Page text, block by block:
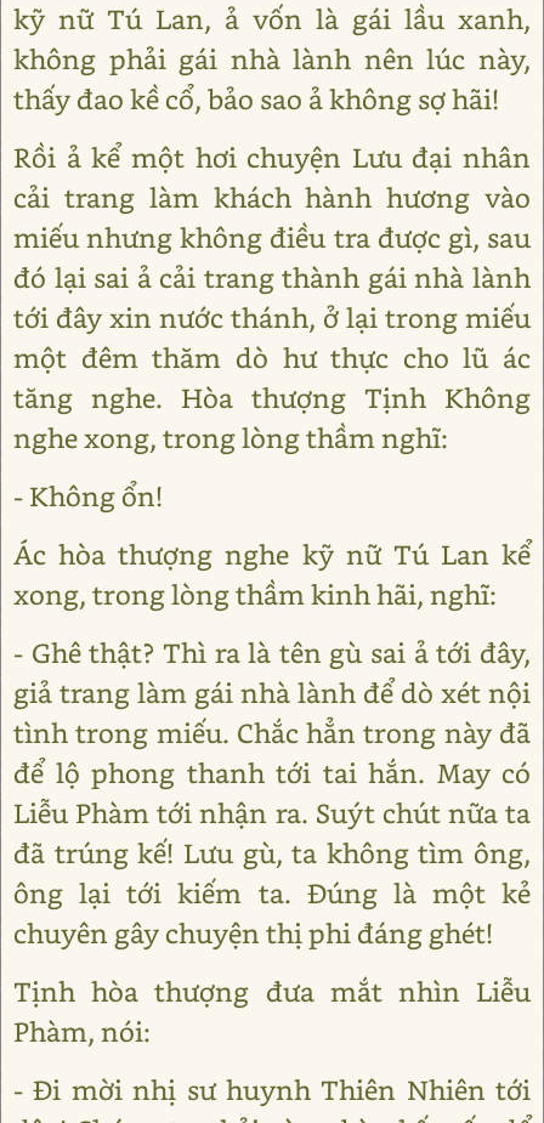
kỹ nữ Tú Lan, ả vốn là gái lầu xanh,
không phải gái nhà lành nên lúc này,
thấy đao kề cổ, bảo sao ả không sợ hãi!
Rồi ả kể một hơi chuyện Lưu đại nhân
cải trang làm khách hành hương vào
miếu nhưng không điều tra được gì, sau
đó lại sai ả cải trang thành gái nhà lành
tới đây xin nước thánh, ở lại trong miếu
một đêm thăm dò hư thực cho lũ ác
tăng nghe. Hòa thượng Tịnh Không
nghe xong, trong lòng thầm nghĩ:
- Không ổn!
Ác hòa thượng nghe kỹ nữ Tú Lan kể
xong, trong lòng thầm kinh hãi, nghĩ:
- Ghê thật? Thì ra là tên gù sai ả tới đây,
giả trang làm gái nhà lành để dò xét nội
tình trong miếu. Chắc hẳn trong này đã
để lộ phong thanh tới tai hắn. May có
Liễu Phàm tới nhận ra. Suýt chút nữa ta
đã trúng kế! Lưu gù, ta không tìm ông,
ông lại tới kiếm ta. Đúng là một kẻ
chuyên gây chuyện thị phi đáng ghét!
Tịnh hòa thượng đưa mắt nhìn Liễu
Phàm, nói:
- Đi mời nhị sư huynh Thiên Nhiên tới